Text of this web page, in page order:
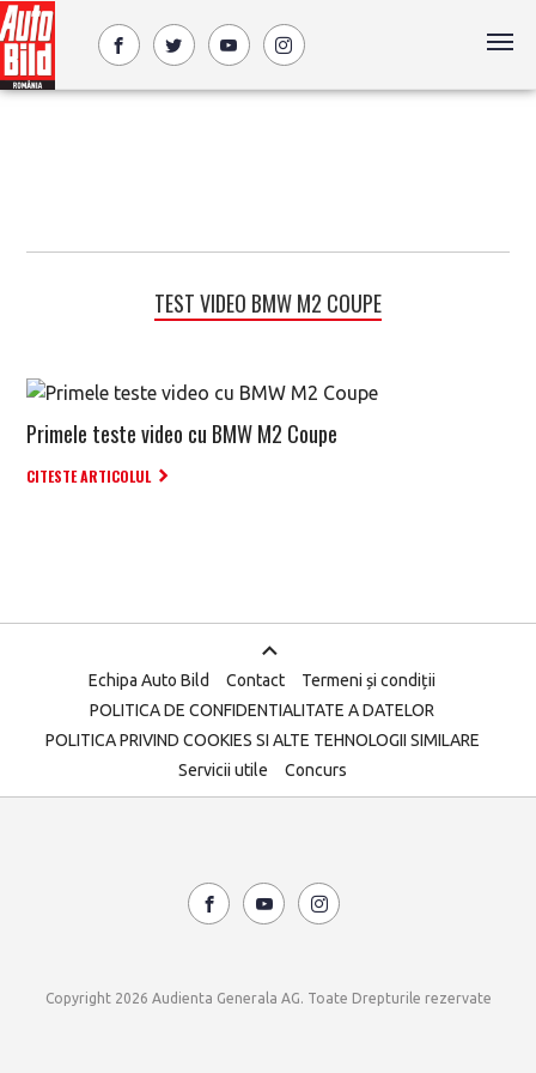
TEST VIDEO BMW M2 COUPE
Primele teste video cu BMW M2 Coupe
CITESTE ARTICOLUL
Echipa Auto Bild Contact
Termeni și condiții
POLITICA DE CONFIDENTIALITATE A DATELOR
POLITICA PRIVIND COOKIES SI ALTE TEHNOLOGII SIMILARE
Servicii utile
Concurs
Copyright 2026 Audienta Generala AG. Toate Drepturile rezervate